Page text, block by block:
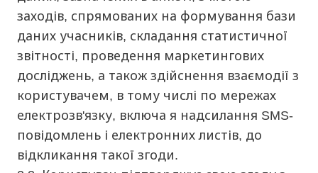
заходів, спрямованих на формування бази
даних учасників, складання статистичної
звітності, проведення маркетингових
досліджень, а також здійснення взаємодії з
користувачем, в тому числі по мережах
електрозв'язку, включа я надсилання SMS-
повідомлень і електронних листів, до
відкликання такої згоди.